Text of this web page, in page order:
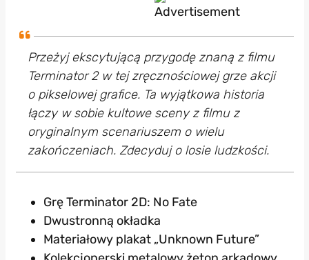
Przeżyj ekscytującą przygodę znaną z filmu
Terminator 2 w tej zręcznościowej grze akcji
o pikselowej grafice. Ta wyjątkowa historia
łączy w sobie kultowe sceny z filmu z
oryginalnym scenariuszem o wielu
zakończeniach. Zdecyduj o losie ludzkości.
Grę Terminator 2D: No Fate
Dwustronną okładka
Materiałowy plakat „Unknown Future”